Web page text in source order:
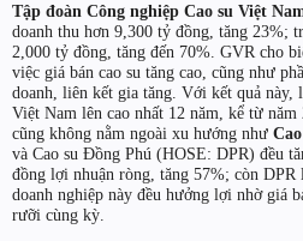
Tập đoàn Công nghiệp Cao su Việt
doanh thu hơn 9,300 tỷ đồng, tăng 23%;
2,000 tỷ đồng, tăng đến 70%. GVR cho
việc giá bán cao su tăng cao, cũng như
doanh, liên kết gia tăng. Với kết quả này,
Việt Nam lên cao nhất 12 năm, kể từ
cũng không nằm ngoài xu hướng như
và Cao su Đồng Phú (HOSE: DPR) đều
đồng lợi nhuận ròng, tăng 57%; còn
doanh nghiệp này đều hưởng lợi nhờ giá
rưỡi cùng kỳ.